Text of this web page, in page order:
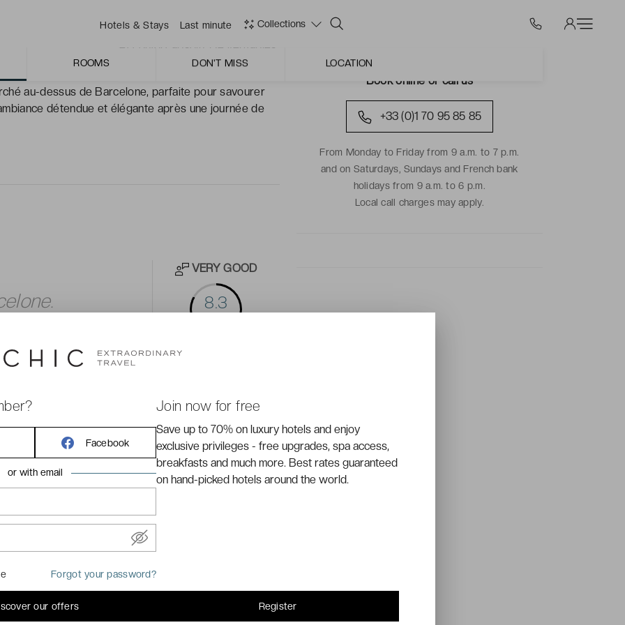
Hotels & Stays Last minute Collections
ROOMS DON'T MISS LOCATION
allient design soigné et confort absolu. De véritables
après l’animation de la ville.
au-dessus de Barcelone, parfaite pour savourer
détendue et élégante après une journée de
VERY GOOD
8.3
beaucoup de temps. C’est ainsi que nous y avons
hôtel récent au cœur de la ville, que nous avons
sera du vôtre aussi, surtout aux prix réservés à
Book online or call us
+33 (0)1 70 95 85 85
From Monday to Friday from 9 a.m. to 7 p.m.
and on Saturdays, Sundays and French bank
holidays from 9 a.m. to 6 p.m.
Local call charges may apply.
Facebook
or with email
Forgot your password?
our offers
Join now for free
Save up to 70% on luxury hotels and enjoy
exclusive privileges - free upgrades, spa access,
breakfasts and much more. Best rates guaranteed
on hand-picked hotels around the world.
Register